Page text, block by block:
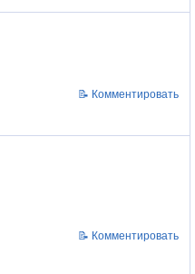
📝 Комментировать
📝 Комментировать